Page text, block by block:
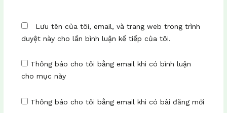
Lưu tên của tôi, email, và trang web trong trình
duyệt này cho lần bình luận kế tiếp của tôi.
Thông báo cho tôi bằng email khi có bình luận
cho mục này
Thông báo cho tôi bằng email khi có bài đăng mới